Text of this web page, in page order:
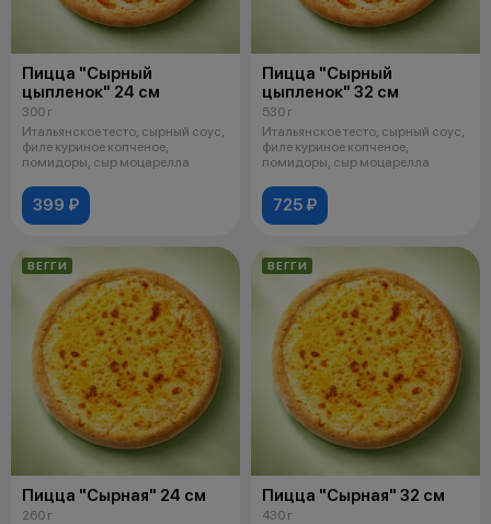
Пицца "Сырный
цыпленок" 24 см
300 г
Итальянское тесто, сырный соус,
филе куриное копченое,
помидоры, сыр моцарелла
399 ₽
Пицца "Сырный
цыпленок" 32 см
530 г
Итальянское тесто, сырный соус,
филе куриное копченое,
помидоры, сыр моцарелла
725 ₽
ВЕГГИ
Пицца "Сырная" 24 см
260 г
ВЕГГИ
Пицца "Сырная" 32 см
430 г